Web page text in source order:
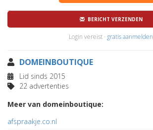
BERICHT VERZENDEN
Login vereist · gratis aanmelden
DOMEINBOUTIQUE
Lid sinds 2015
22 advertenties
Meer van domeinboutique:
afspraakje.co.nl